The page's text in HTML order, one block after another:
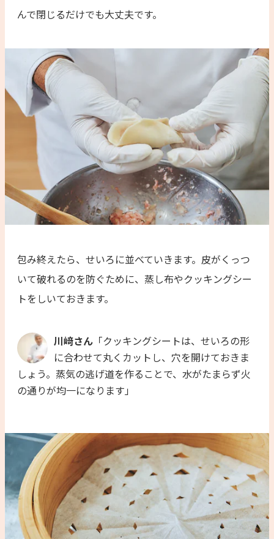
んで閉じるだけでも大丈夫です。
包み終えたら、せいろに並べていきます。皮がくっつ
いて破れるのを防ぐために、蒸し布やクッキングシー
トをしいておきます。
川﨑さん 「クッキングシートは、せいろの形
に合わせて丸くカットし、穴を開けておきま
しょう。蒸気の逃げ道を作ることで、水がたまらず火
の通りが均一になります」